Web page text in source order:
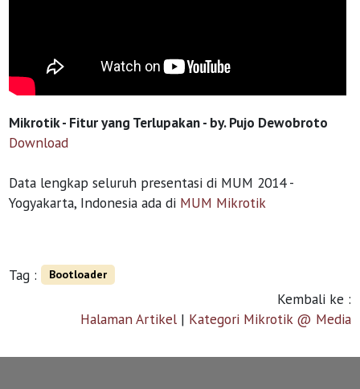
Mikrotik - Fitur yang Terlupakan - by. Pujo Dewobroto
Download
Data lengkap seluruh presentasi di MUM 2014 -
Yogyakarta, Indonesia ada di MUM Mikrotik
Tag : Bootloader
Kembali ke :
Halaman Artikel| Kategori Mikrotik @ Media